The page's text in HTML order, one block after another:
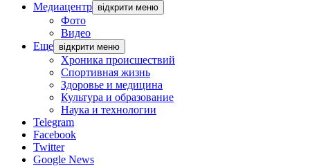
Медиацентр відкрити меню
Фото
Видео
Еще відкрити меню
Хроника происшествий
Спортивная жизнь
Здоровье и медицина
Культура и образование
Наука и технологии
Telegram
Facebook
Twitter
Google News